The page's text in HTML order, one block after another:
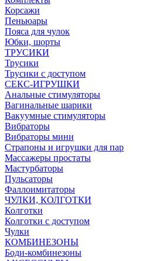
Корсажи
Пеньюары
Пояса для чулок
Юбки, шорты
ТРУСИКИ
Трусики
Трусики с доступом
СЕКС-ИГРУШКИ
Анальные стимуляторы
Вагинальные шарики
Вакуумные стимуляторы
Вибраторы
Вибраторы мини
Страпоны и игрушки для пар
Массажеры простаты
Мастурбаторы
Пульсаторы
Фаллоимитаторы
ЧУЛКИ, КОЛГОТКИ
Колготки
Колготки с доступом
Чулки
КОМБИНЕЗОНЫ
Боди-комбинезоны